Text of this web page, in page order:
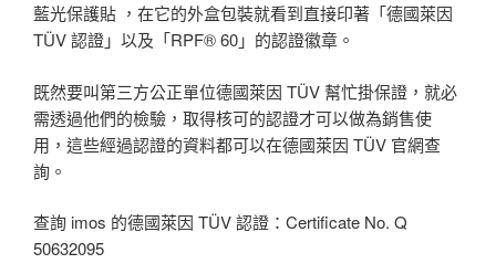
藍光保護貼 ，在它的外盒包裝就看到直接印著「德國萊因
TÜV 認證」以及「RPF® 60」的認證徽章。
既然要叫第三方公正單位德國萊因 TÜV 幫忙掛保證，就必
需透過他們的檢驗，取得核可的認證才可以做為銷售使
用，這些經過認證的資料都可以在德國萊因 TÜV 官網查
詢。
查詢 imos 的德國萊因 TÜV 認證：Certificate No. Q
50632095